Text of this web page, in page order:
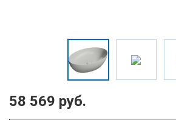
58 569 руб.